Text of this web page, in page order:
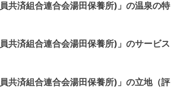
共済組合連合会湯田保養所)」の温泉の特
共済組合連合会湯田保養所)」のサービス
共済組合連合会湯田保養所)」の立地（評